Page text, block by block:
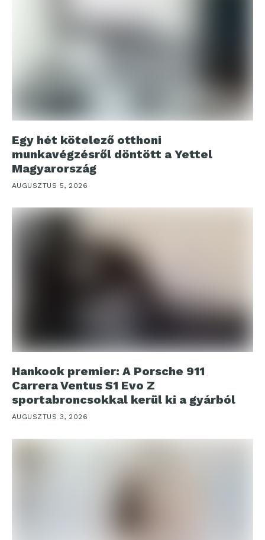
Egy hét kötelező otthoni
munkavégzésről döntött a Yettel
Magyarország
AUGUSZTUS 5, 2026
Hankook premier: A Porsche 911
Carrera Ventus S1 Evo Z
sportabroncsokkal kerül ki a gyárból
AUGUSZTUS 3, 2026